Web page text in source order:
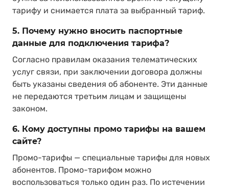
тарифу и снимается плата за выбранный тариф.
5. Почему нужно вносить паспортные
данные для подключения тарифа?
Согласно правилам оказания телематических
услуг связи, при заключении договора должны
быть указаны сведения об абоненте. Эти данные
не передаются третьим лицам и защищены
законом.
6. Кому доступны промо тарифы на вашем
сайте?
Промо-тарифы — специальные тарифы для новых
абонентов. Промо-тарифом можно
воспользоваться только один раз. По истечении